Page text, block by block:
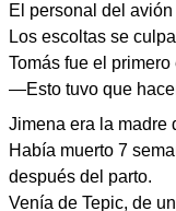
El personal del
Los escoltas se
Tomás fue el primero
—Esto tuvo que
Jimena era la madre
Había muerto 7
después del parto.
Venía de Tepic, de